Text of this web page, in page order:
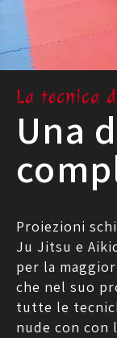
La tecnica
Una
Proiezioni
Ju Jitsu e
per la
che nel suo
tutte le
nude con con